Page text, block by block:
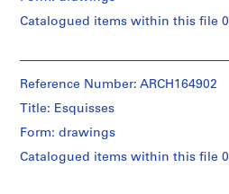
e
m
o
i
media:
sheets
61
x
cm
drawings
and
Medium:
reprographies
dessins
/
type:
dessin(s)
and
Purpose:
preliminary
Catalogued items within this file 0
Rousseau
creator)
/
Reference Number: ARCH164902
Title: Esquisses
Form: drawings
Catalogued items within this file 0